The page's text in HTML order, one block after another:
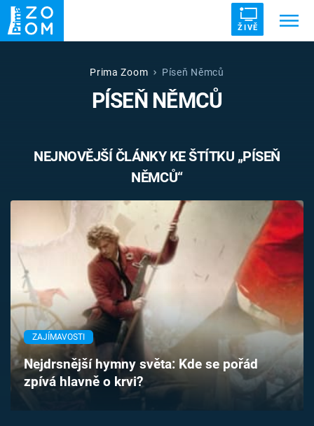
ŽIVĚ
UFO DRUHÁ SVĚTOVÁ VÁLKA
VETŘELCI DÁVNOVĚKU
Témata
Pořady
TV Program
Časopis
Sledujte prima+
Prima Zoom Píseň Němců
PÍSEŇ NĚMCŮ
NEJNOVĚJŠÍ ČLÁNKY KE ŠTÍTKU „PÍSEŇ
NĚMCŮ“
ZAJÍMAVOSTI
Nejdrsnější hymny světa: Kde se pořád
zpívá hlavně o krvi?